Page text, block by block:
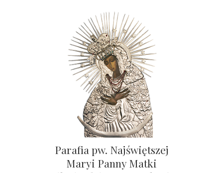
Parafia pw. Najświętszej
Maryi Panny Matki